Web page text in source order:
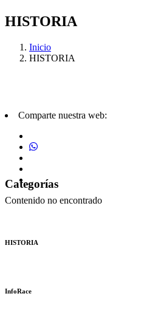
HISTORIA
Inicio
HISTORIA
Comparte nuestra web:
Contenido no encontrado
Categorías
HISTORIA
InfoRace